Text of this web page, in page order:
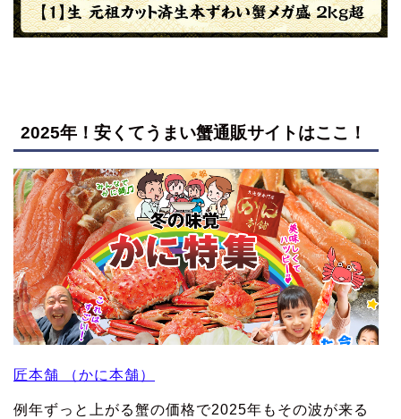
2025年！安くてうまい蟹通販サイトはここ！
匠本舗 （かに本舗）
例年ずっと上がる蟹の価格で2025年もその波が来る